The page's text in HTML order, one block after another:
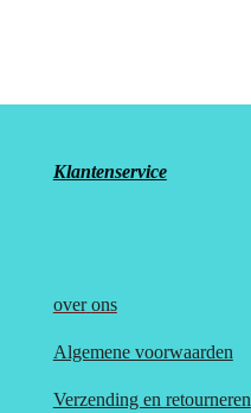
Klantenservice
over ons
Algemene voorwaarden
Verzending en retourneren